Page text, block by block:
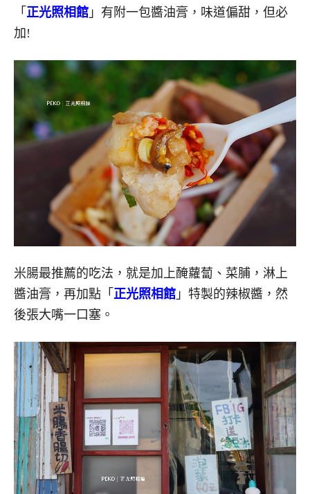
「 正光照相館 」有附一包醬油膏，味道偏甜，但必
加!
米腸最推薦的吃法，就是加上醃蘿蔔、菜脯，淋上
醬油膏，再加點「 正光照相館 」特製的辣椒醬，然
後張大嘴一口塞。